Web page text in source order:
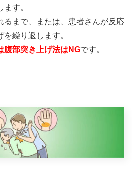
す。
るまで、または、患者さんが反応
繰り返します。
腹部突き上げ法はNGです。